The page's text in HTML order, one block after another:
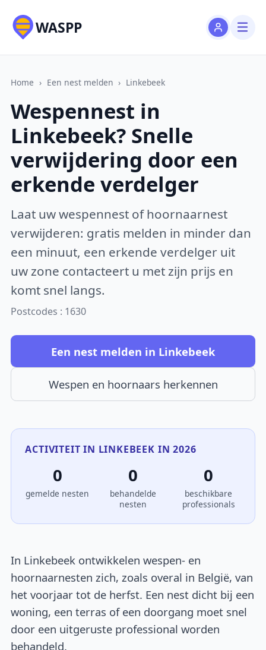
WASPP
Home › Een nest melden › Linkebeek
Wespennest in
Linkebeek? Snelle
verwijdering door een
erkende verdelger
Laat uw wespennest of hoornaarnest
verwijderen: gratis melden in minder dan
een minuut, een erkende verdelger uit
uw zone contacteert u met zijn prijs en
komt snel langs.
Postcodes : 1630
Een nest melden in Linkebeek
Wespen en hoornaars herkennen
ACTIVITEIT IN LINKEBEEK IN 2026
0
gemelde nesten
0
behandelde
nesten
0
beschikbare
professionals
In Linkebeek ontwikkelen wespen- en
hoornaarnesten zich, zoals overal in België, van
het voorjaar tot de herfst. Een nest dicht bij een
woning, een terras of een doorgang moet snel
door een uitgeruste professional worden
behandeld.